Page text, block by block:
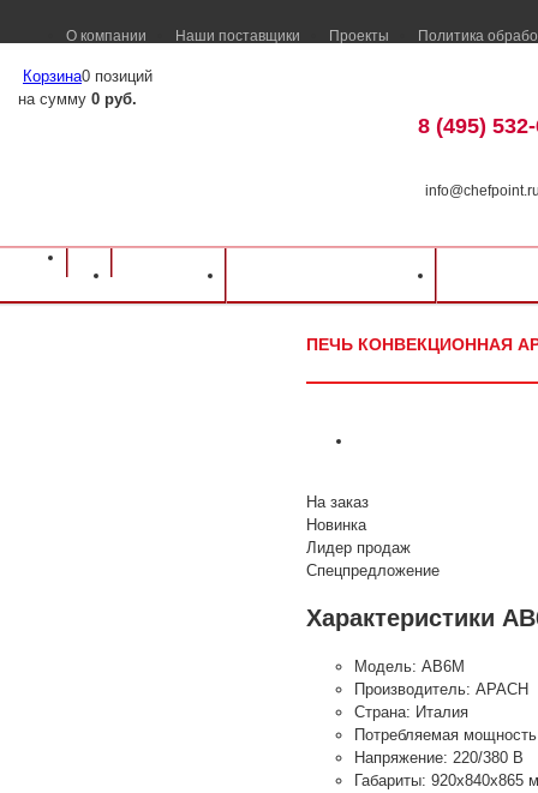
О компании Наши поставщики Проекты Политика
Корзина0 позиций
на сумму 0 руб.
8 (495)
Оборудование для ресторанов и кафе
ПЕЧЬ КОНВЕКЦИОННАЯ
На заказ
Новинка
Лидер продаж
Спецпредложение
Характеристики
Модель: AB6M
Производитель: APACH
Страна: Италия
Потребляемая
Напряжение: 220/380 В
Габариты: 920х840х865